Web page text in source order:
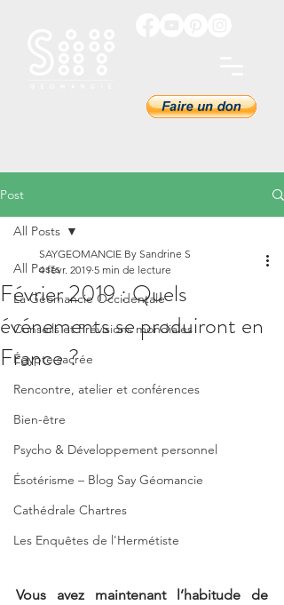
Post
All Posts
La Géomancie Occidentale
Conseils et Prévisions mondiales
Égypte sacrée
Rencontre, atelier et conférences
Bien-être
Psycho & Développement personnel
Ésotérisme – Blog Say Géomancie
Cathédrale Chartres
Les Enquêtes de l'Hermétiste
All Posts
Février 2019 : Quels
événements se produiront en
France ?
SAYGEOMANCIE By Sandrine S
4 févr. 2019 5 min de lecture
Vous avez maintenant l’habitude de